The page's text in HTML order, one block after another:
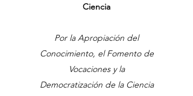
Ciencia
Por la Apropiación del
Conocimiento, el Fomento de
Vocaciones y la
Democratización de la Ciencia